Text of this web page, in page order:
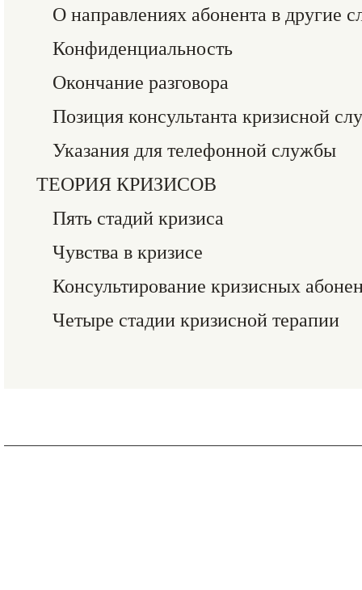
О направлениях абонента в другие
Конфиденциальность
Окончание разговора
Позиция консультанта кризисной
Указания для телефонной службы
ТЕОРИЯ КРИЗИСОВ
Пять стадий кризиса
Чувства в кризисе
Консультирование кризисных
Четыре стадии кризисной терапии